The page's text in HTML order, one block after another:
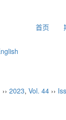
首页
›› 2023, Vol. 44 ››